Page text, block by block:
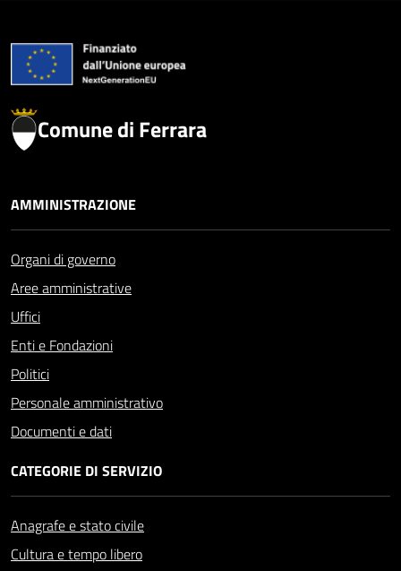
Comune di Ferrara
AMMINISTRAZIONE
Organi di governo
Aree amministrative
Uffici
Enti e Fondazioni
Politici
Personale amministrativo
Documenti e dati
CATEGORIE DI SERVIZIO
Anagrafe e stato civile
Cultura e tempo libero